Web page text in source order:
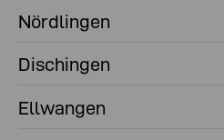
Nördlingen
Dischingen
Ellwangen